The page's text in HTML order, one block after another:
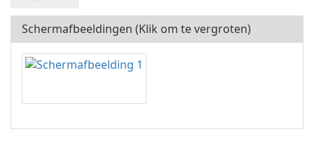
Schermafbeeldingen (Klik om te vergroten)